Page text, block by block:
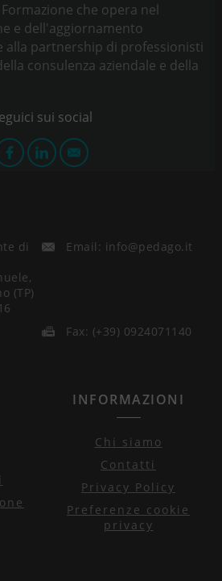
che opera nel
e dell'aggiornamento
alla partnership di professionisti
consulenza aziendale e della
di
(TP)
Email: info@pedago.it
Fax: (+39) 0924071140
INFORMAZIONI
Chi siamo
Contatti
Privacy Policy
Preferenze cookie
privacy